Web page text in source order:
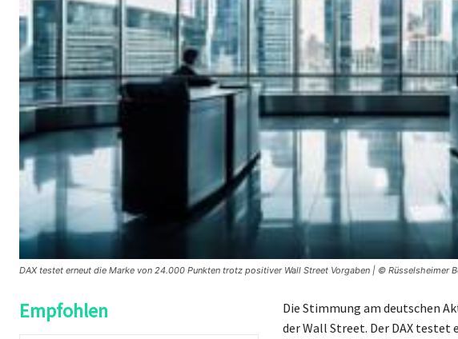
DAX testet erneut die Marke von 24.000 Punkten trotz positiver Wall Street Vorgaben | © Rüsselsheimer
Empfohlen
Die Stimmung am deutschen
der Wall Street. Der DAX testet